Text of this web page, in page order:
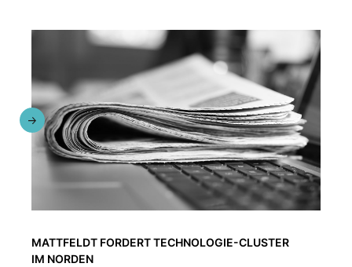
MATTFELDT FORDERT TECHNOLOGIE-CLUSTER
IM NORDEN